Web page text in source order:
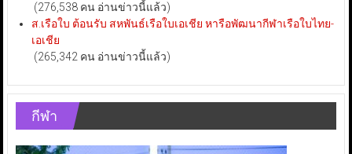
(276,538 คน อ่านข่าวนี้แล้ว)
ส.เรือใบ ต้อนรับ สหพันธ์เรือใบเอเชีย หารือพัฒนากีฬาเรือใบไทย-
เอเชีย
(265,342 คน อ่านข่าวนี้แล้ว)
กีฬา